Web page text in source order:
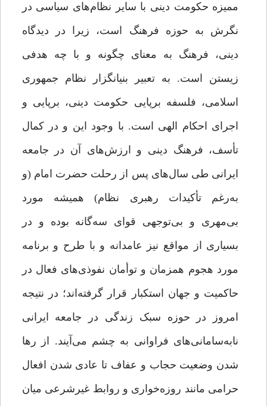
ممیزه حکومت دینی با سایر نظام‌های سیاسی در
نگرش به حوزه‌ فرهنگ است، زیرا در دیدگاه
دینی، فرهنگ به معنای چگونه و با چه هدفی
زیستن است. به تعبیر بنیانگزار نظام جمهوری
اسلامی، فلسفه‌ برپایی حکومت دینی، برپایی و
اجرای احکام الهی است. با وجود این و در کمال
تأسف، فرهنگ دینی و ارزش‌های آن در جامعه
ایرانی طی سال‌های پس از رحلت حضرت امام (و
به‌رغم تأکیدات رهبری نظام) همیشه مورد
بی‌مهری و بی‌توجهی قوای سه‌گانه بوده و در
بسیاری از مواقع نیز عامدانه و با طرح و برنامه
مورد هجوم همزمان و توأمان نفوذی‌های فعال در
حاکمیت و جهان استکبار قرار گرفته‌اند؛ در نتیجه
امروز در حوزه‌ سبک زندگی در جامعه‌ ایرانی
نابه‌سامانی‌های فراوانی به چشم می‌آیند. از رها
شدن وضعیت حجاب و عفاف تا عادی شدن افعال
حرامی مانند روزه‌خواری و روابط غیرشرعی میان